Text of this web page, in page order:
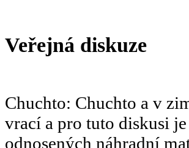
Veřejná diskuze
Chuchto: Chuchto a v
vrací a pro tuto diskusi
odnosených náhradní